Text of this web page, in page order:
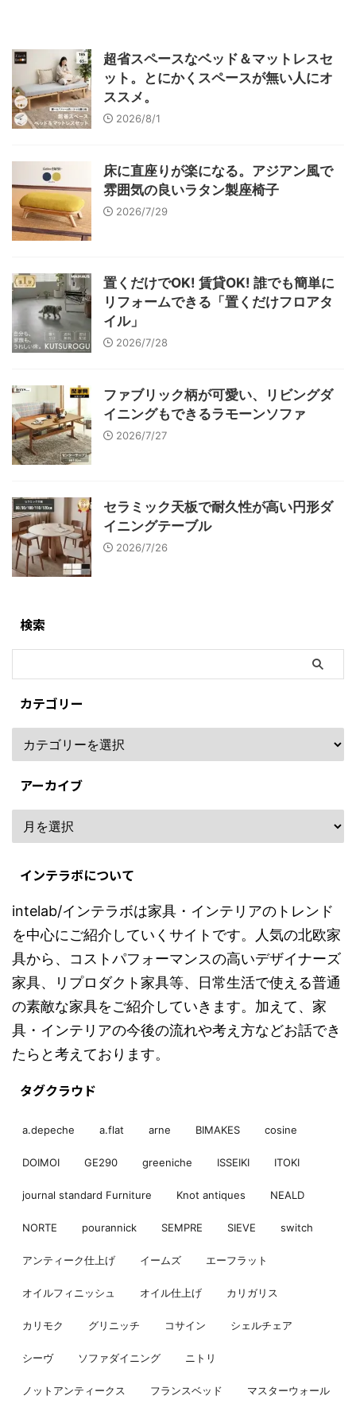
超省スペースなベッド＆マットレスセ
ット。とにかくスペースが無い人にオ
ススメ。
2026/8/1
床に直座りが楽になる。アジアン風で
雰囲気の良いラタン製座椅子
2026/7/29
置くだけでOK! 賃貸OK! 誰でも簡単に
リフォームできる「置くだけフロアタ
イル」
2026/7/28
ファブリック柄が可愛い、リビングダ
イニングもできるラモーンソファ
2026/7/27
セラミック天板で耐久性が高い円形ダ
イニングテーブル
2026/7/26
検索
カテゴリー
アーカイブ
インテラボについて
intelab/インテラボは家具・インテリアのトレンド
を中心にご紹介していくサイトです。人気の北欧家
具から、コストパフォーマンスの高いデザイナーズ
家具、リプロダクト家具等、日常生活で使える普通
の素敵な家具をご紹介していきます。加えて、家
具・インテリアの今後の流れや考え方などお話でき
たらと考えております。
タグクラウド
a.depeche a.flat arne BIMAKES cosine
DOIMOI GE290 greeniche ISSEIKI ITOKI
journal standard Furniture Knot antiques NEALD
NORTE pourannick SEMPRE SIEVE switch
アンティーク仕上げ イームズ エーフラット
オイルフィニッシュ オイル仕上げ カリガリス
カリモク グリニッチ コサイン シェルチェア
シーヴ ソファダイニング ニトリ
ノットアンティークス フランスベッド マスターウォール